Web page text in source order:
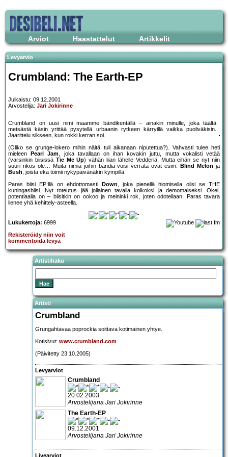
Arviot Haastattelut Artikkelit
Levyarvio
Crumbland: The Earth-EP
Julkaistu: 09.12.2001
Arvostelija: Jari Jokirinne
Crumbland on uusi nimi maamme bändikentällä – ainakin minulle, joka täältä
metsästä käsin yrittää pysytellä urbaanin rytkeen kärryillä vaikka puoliväkisin.
Jaarittelu sikseen, kun rokki kerran soi.
(Oliko se grunge-lokero mihin näitä tuli aikanaan niputettua?). Vahvasti tulee heti
mieleen
Pearl Jam, joka tavallaan on ihan kovakin juttu, mutta vokalisti vetää
(varsinkin biisissä Tie Me Up) vähän liian lähelle Vedderiä. Mutta eihän se nyt niin
suuri rikos ole… Muita nimiä joihin bändiä voisi verrata ovat esim.
Blind Melon ja
Bush, joista eka toimii nykypäivänäkin kympillä.
Paras biisi EP:llä on ehdottomasti
Down, joka pienellä hiomisella olisi se THE
kuningasbiisi. Nyt toteutus jää jollainen tavalla kolkoksi ja demomaiseksi. Okei,
potentiaalia on – biisitkin on ookoo ja meininki rok, joten odotellaan. Paras tavara
lienee yhä kehittely-asteella.
Lukukertoja: 6999
Rekisteröidy niin voit
kommentoida levyä
Artistihaku
Artisti
Crumbland
Grungahtavaa poprockia soittava kotimainen yhtye.
Kotisivut: www.crumbland.com
(Päivitetty 23.10.2005)
Levyarviot
Crumbland
20.02.2003
Arvostelijana Jari Jokirinne
The Earth-EP
09.12.2001
Arvostelijana Jari Jokirinne
Livearviot